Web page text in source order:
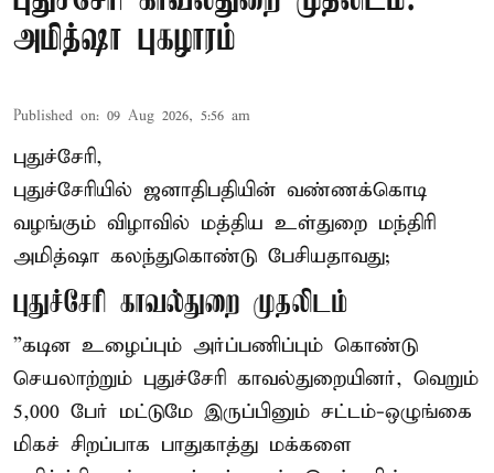
அமித்ஷா புகழாரம்
Published on: 09 Aug 2026, 5:56 am
புதுச்சேரி,
புதுச்சேரியில் ஜனாதிபதியின் வண்ணக்கொடி
வழங்கும் விழாவில் மத்திய உள்துறை மந்திரி
அமித்ஷா கலந்துகொண்டு பேசியதாவது;
புதுச்சேரி காவல்துறை முதலிடம்
”கடின உழைப்பும் அர்ப்பணிப்பும் கொண்டு
செயலாற்றும் புதுச்சேரி காவல்துறையினர், வெறும்
5,000 பேர் மட்டுமே இருப்பினும் சட்டம்-ஒழுங்கை
மிகச் சிறப்பாக பாதுகாத்து மக்களை